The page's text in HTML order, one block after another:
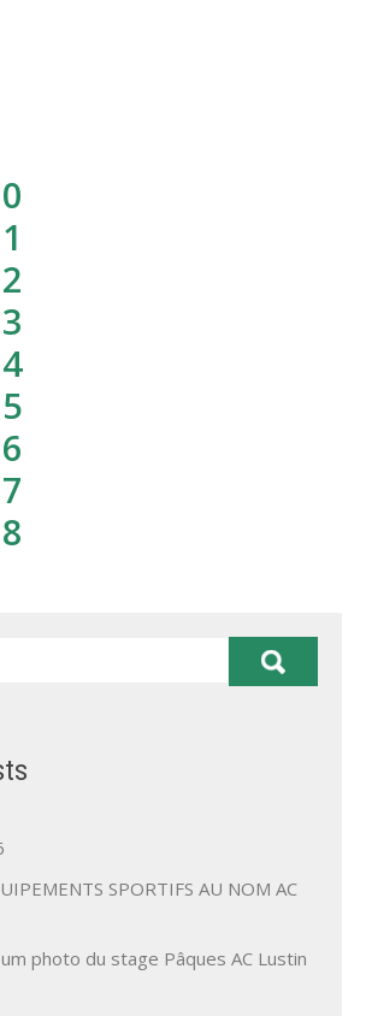
SPORTIFS AU NOM AC
photo du stage Pâques AC Lustin